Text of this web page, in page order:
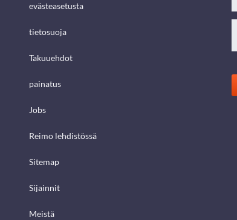
evästeasetusta
tietosuoja
Takuuehdot
painatus
Jobs
Reimo lehdistössä
Sitemap
Sijainnit
Meistä